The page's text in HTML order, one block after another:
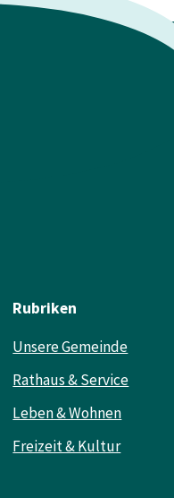
Rubriken
Unsere Gemeinde
Rathaus & Service
Leben & Wohnen
Freizeit & Kultur